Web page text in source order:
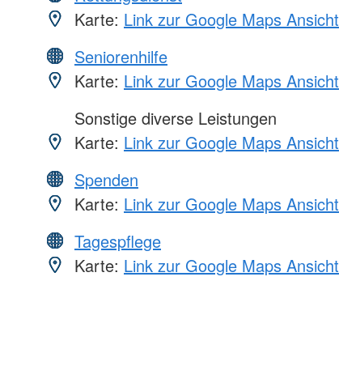
Karte: Link zur Google Maps Ansicht
Seniorenhilfe
Karte: Link zur Google Maps Ansicht
Sonstige diverse Leistungen
Karte: Link zur Google Maps Ansicht
Spenden
Karte: Link zur Google Maps Ansicht
Tagespflege
Karte: Link zur Google Maps Ansicht